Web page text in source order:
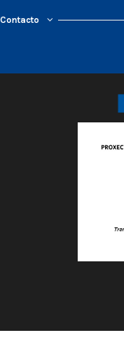
Contacto